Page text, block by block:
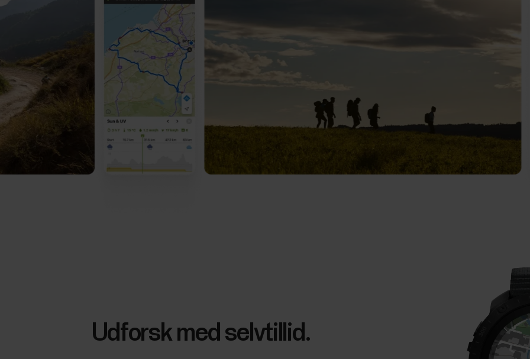
Udforsk med selvtillid.